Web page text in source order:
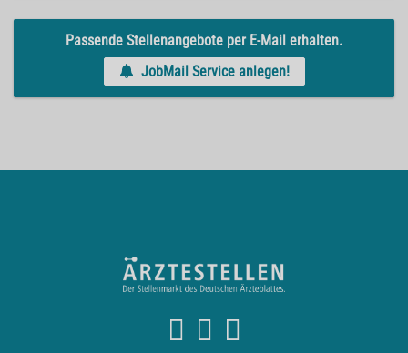
Passende Stellenangebote per E-Mail erhalten.
JobMail Service anlegen!